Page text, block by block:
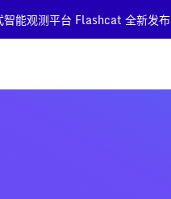
智能观测平台 Flashcat 全新发